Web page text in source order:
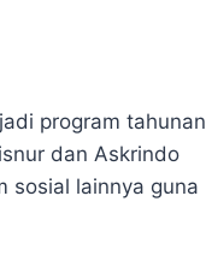
program tahunan
dan Askrindo
sosial lainnya guna